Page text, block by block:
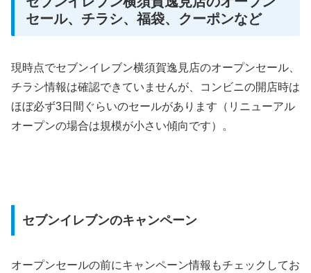
セール、チラシ、福袋、クーポンなど
現時点でセブンイレブン横須賀逸見店のオープンセール、
チラシ情報は確認できていませんが、コンビニの開店時は
ほぼ必ず3日間ぐらいのセールがあります（リニューアル
オープンの場合は規模が小さい傾向です）。
セブンイレブンのキャンペーン
オープンセールの前にキャンペーン情報もチェックしてお